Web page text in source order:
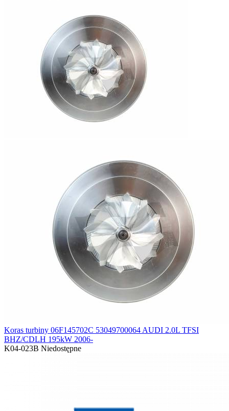
Koras turbiny 06F145702C 53049700064 AUDI 2.0L TFSI
BHZ/CDLH 195kW 2006-
K04-023B Niedostępne